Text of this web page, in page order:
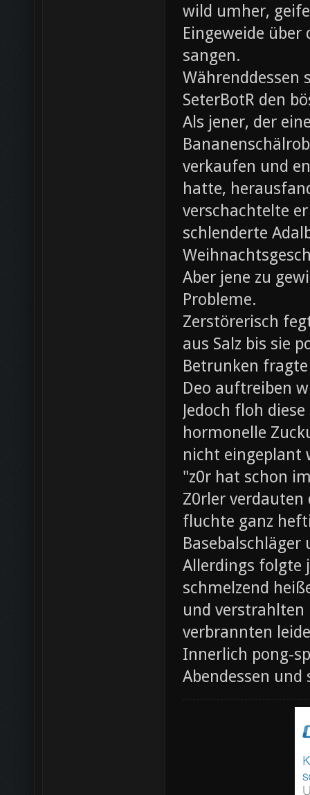
wild umher,
Eingeweide
sangen.
Währenddessen
SeterBotR den
Als jener, der
verkaufen und
hatte,
verschachtelte
schlenderte
Aber jene zu
Probleme.
Zerstörerisch
aus Salz bis sie
Betrunken
Deo auftreiben
Jedoch floh
hormonelle
nicht eingeplant
"z0r hat schon
Z0rler
fluchte ganz
Allerdings folgte
schmelzend
und verstrahlten
verbrannten
Innerlich pong-
Abendessen und